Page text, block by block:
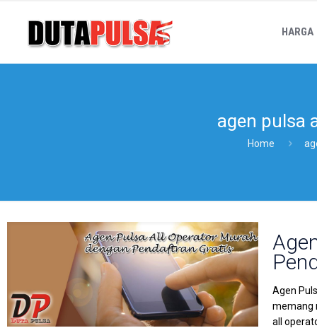
HARGA
agen pulsa
Home
Agen
memang
all